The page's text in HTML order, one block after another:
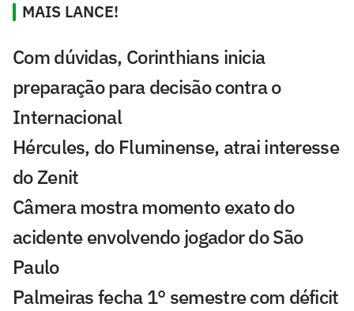
MAIS LANCE!
Com dúvidas, Corinthians inicia
preparação para decisão contra o
Internacional
Hércules, do Fluminense, atrai interesse
do Zenit
Câmera mostra momento exato do
acidente envolvendo jogador do São
Paulo
Palmeiras fecha 1° semestre com déficit